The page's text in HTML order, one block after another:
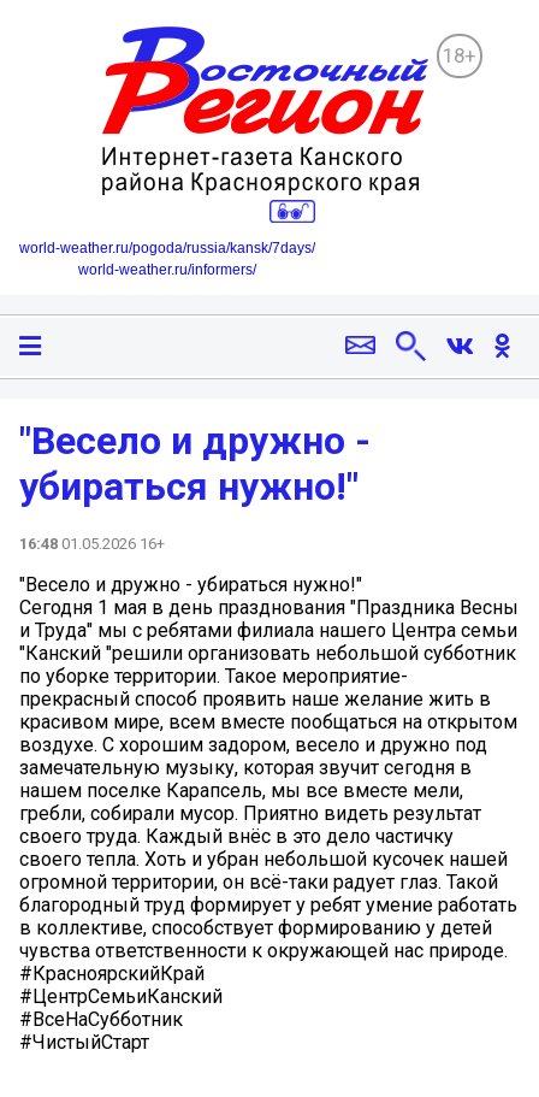
18+
world-weather.ru/pogoda/russia/kansk/7days/
world-weather.ru/informers/
"Весело и дружно -
убираться нужно!"
16:48 01.05.2026 16+
"Весело и дружно - убираться нужно!"
Сегодня 1 мая в день празднования "Праздника Весны
и Труда" мы с ребятами филиала нашего Центра семьи
"Канский "решили организовать небольшой субботник
по уборке территории. Такое мероприятие-
прекрасный способ проявить наше желание жить в
красивом мире, всем вместе пообщаться на открытом
воздухе. С хорошим задором, весело и дружно под
замечательную музыку, которая звучит сегодня в
нашем поселке Карапсель, мы все вместе мели,
гребли, собирали мусор. Приятно видеть результат
своего труда. Каждый внёс в это дело частичку
своего тепла. Хоть и убран небольшой кусочек нашей
огромной территории, он всё-таки радует глаз. Такой
благородный труд формирует у ребят умение работать
в коллективе, способствует формированию у детей
чувства ответственности к окружающей нас природе. ️
#КрасноярскийКрай
#ЦентрСемьиКанский
#ВсеНаСубботник
#ЧистыйСтарт